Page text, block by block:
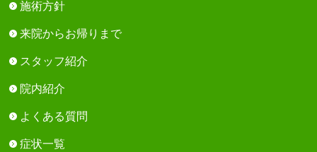
施術方針
来院からお帰りまで
スタッフ紹介
院内紹介
よくある質問
症状一覧